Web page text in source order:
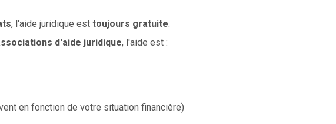
, l'aide juridique est toujours gratuite.
d'aide juridique, l'aide est :
en fonction de votre situation financière)